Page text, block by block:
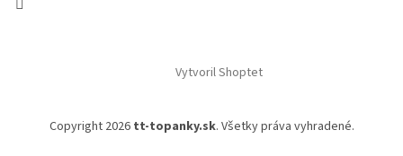
Vytvoril Shoptet
Copyright 2026 tt-topanky.sk. Všetky práva vyhradené.